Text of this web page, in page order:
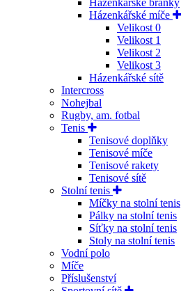
Házenkářské branky
Házenkářské míče
Velikost 0
Velikost 1
Velikost 2
Velikost 3
Házenkářské sítě
Intercross
Nohejbal
Rugby, am. fotbal
Tenis
Tenisové doplňky
Tenisové míče
Tenisové rakety
Tenisové sítě
Stolní tenis
Míčky na stolní tenis
Pálky na stolní tenis
Síťky na stolní tenis
Stoly na stolní tenis
Vodní polo
Míče
Příslušenství